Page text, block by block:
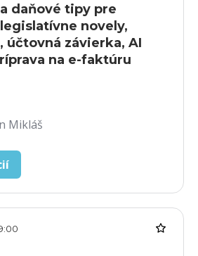
daňové tipy pre
novely,
účtovná závierka, AI
na e-faktúru
Mikláš